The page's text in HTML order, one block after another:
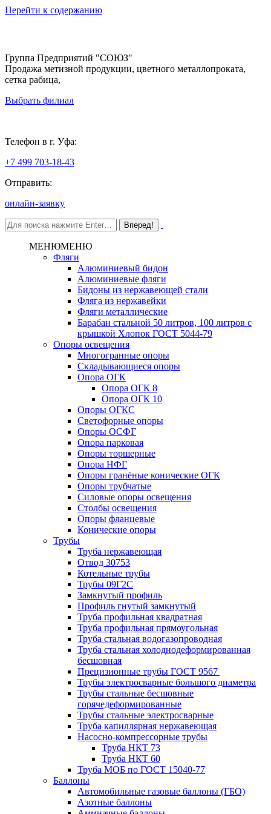
Перейти к содержанию
Группа Предприятий "СОЮЗ"
Продажа метизной продукции, цветного металлопроката,
сетка рабица,
Выбрать филиал
Телефон в г. Уфа:
+7 499 703-18-43
Отправить:
онлайн-заявку
МЕНЮМЕНЮ
Фляги
Алюминиевый бидон
Алюминиевые фляги
Бидоны из нержавеющей стали
Фляга из нержавейки
Фляги металлические
Барабан стальной 50 литров, 100 литров с
крышкой Хлопок ГОСТ 5044-79
Опоры освещения
Многогранные опоры
Складывающиеся опоры
Опора ОГК
Опора ОГК 8
Опора ОГК 10
Опоры ОГКС
Светофорные опоры
Опоры ОСФГ
Опора парковая
Опоры торшерные
Опора НФГ
Опоры гранёные конические ОГК
Опоры трубчатые
Силовые опоры освещения
Столбы освещения
Опоры фланцевые
Конические опоры
Трубы
Труба нержавеющая
Отвод 30753
Котельные трубы
Трубы 09Г2С
Замкнутый профиль
Профиль гнутый замкнутый
Труба профильная квадратная
Труба профильная прямоугольная
Труба стальная водогазопроводная
Труба стальная холоднодеформированная
бесшовная
Прецизионные трубы ГОСТ 9567
Трубы электросварные большого диаметра
Трубы стальные бесшовные
горячедеформированные
Трубы стальные электросварные
Труба капиллярная нержавеющая
Насосно-компрессорные трубы
Труба НКТ 73
Труба НКТ 60
Труба МОБ по ГОСТ 15040-77
Баллоны
Автомобильные газовые баллоны (ГБО)
Азотные баллоны